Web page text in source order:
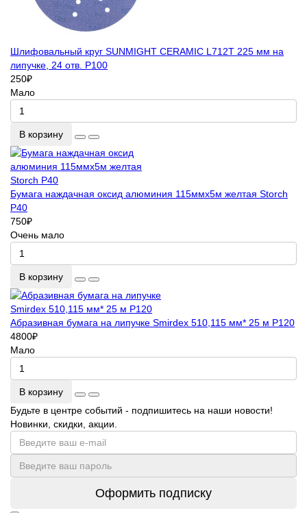
Шлифовальный круг SUNMIGHT CERAMIC L712T 225 мм на
липучке, 24 отв. P100
250₽
Мало
В корзину
Бумага наждачная оксид алюминия 115ммх5м желтая Storch
P40
750₽
Очень мало
В корзину
Абразивная бумага на липучке Smirdex 510,115 мм* 25 м P120
4800₽
Мало
В корзину
Будьте в центре событий - подпишитесь на наши новости!
Новинки, скидки, акции.
Оформить подписку